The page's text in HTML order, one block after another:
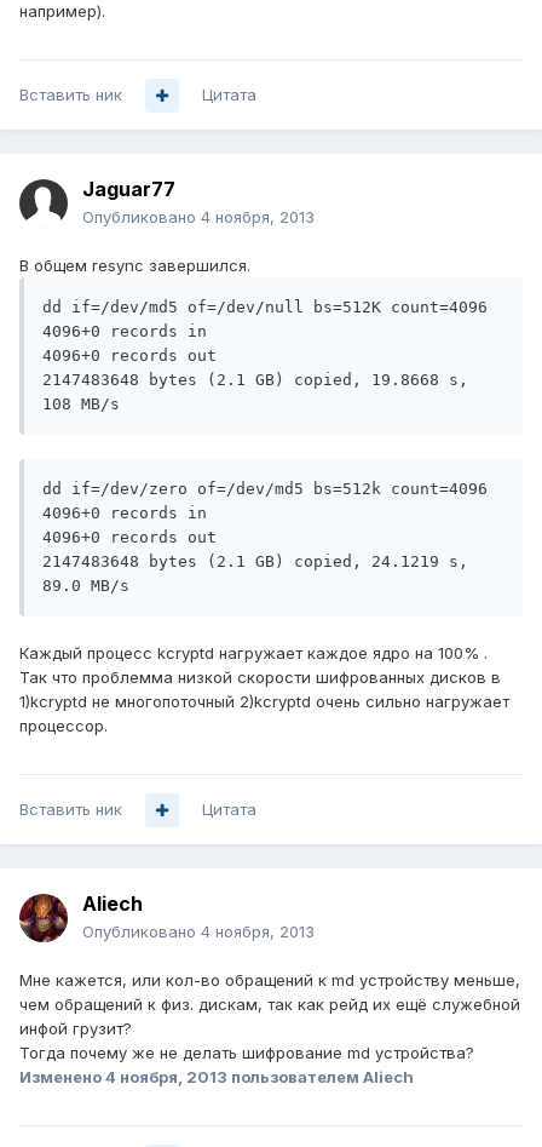
например).
Вставить ник Цитата
Jaguar77
Опубликовано 4 ноября, 2013
В общем resync завершился.
dd if=/dev/md5 of=/dev/null bs=512K count=4096
4096+0 records in
4096+0 records out
2147483648 bytes (2.1 GB) copied, 19.8668 s,
dd if=/dev/zero of=/dev/md5 bs=512k count=4096
4096+0 records in
4096+0 records out
2147483648 bytes (2.1 GB) copied, 24.1219 s,
Каждый процесс kcryptd нагружает каждое ядро на 100% .
Так что проблемма низкой скорости шифрованных дисков в
1)kcryptd не многопоточный 2)kcryptd очень сильно нагружает
процессор.
Вставить ник Цитата
Aliech
Опубликовано 4 ноября, 2013
Мне кажется, или кол-во обращений к md устройству меньше,
чем обращений к физ. дискам, так как рейд их ещё служебной
инфой грузит?
Тогда почему же не делать шифрование md устройства?
Изменено4 ноября, 2013 пользователем Aliech